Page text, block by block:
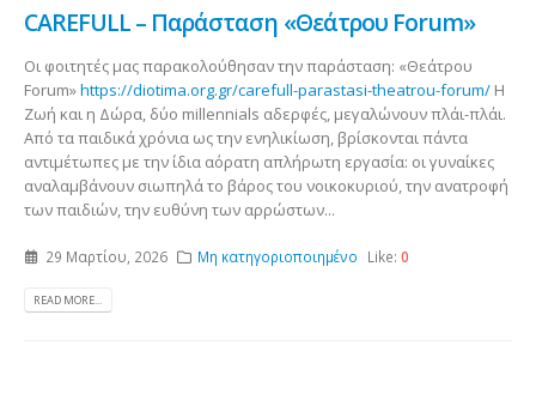
CAREFULL – Παράσταση «Θεάτρου Forum»
Oι φοιτητές μας παρακολούθησαν την παράσταση: «Θεάτρου
Forum»https://diotima.org.gr/carefull-parastasi-theatrou-forum/ Η
Ζωή και η Δώρα, δύο millennials αδερφές, μεγαλώνουν πλάι-πλάι.
Από τα παιδικά χρόνια ως την ενηλικίωση, βρίσκονται πάντα
αντιμέτωπες με την ίδια αόρατη απλήρωτη εργασία: οι γυναίκες
αναλαμβάνουν σιωπηλά το βάρος του νοικοκυριού, την ανατροφή
των παιδιών, την ευθύνη των αρρώστων...
29 Μαρτίου, 2026 Μη κατηγοριοποιημένο Like:0
READ MORE...